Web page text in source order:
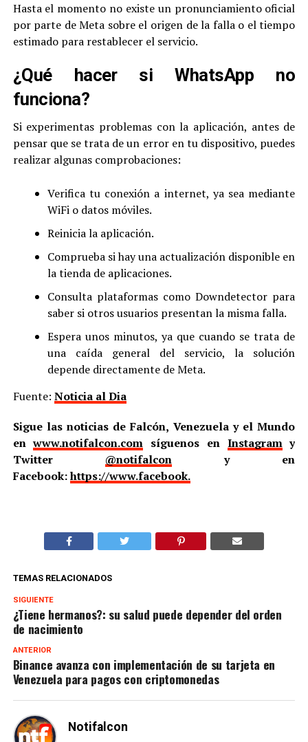
Hasta el momento no existe un pronunciamiento oficial
por parte de Meta sobre el origen de la falla o el tiempo
estimado para restablecer el servicio.
¿Qué hacer si WhatsApp no
funciona?
Si experimentas problemas con la aplicación, antes de
pensar que se trata de un error en tu dispositivo, puedes
realizar algunas comprobaciones:
Verifica tu conexión a internet, ya sea mediante
WiFi o datos móviles.
Reinicia la aplicación.
Comprueba si hay una actualización disponible en
la tienda de aplicaciones.
Consulta plataformas como Downdetector para
saber si otros usuarios presentan la misma falla.
Espera unos minutos, ya que cuando se trata de
una caída general del servicio, la solución
depende directamente de Meta.
Fuente: Noticia al Dia
Sigue las noticias de Falcón, Venezuela y el Mundo
enwww.notifalcon.com síguenos en Instagramy
Twitter @notifalcony en
Facebook:https://www.facebook.
TEMAS RELACIONADOS
SIGUIENTE
¿Tiene hermanos?: su salud puede depender del orden
de nacimiento
ANTERIOR
Binance avanza con implementación de su tarjeta en
Venezuela para pagos con criptomonedas
Notifalcon